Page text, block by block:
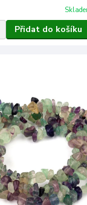
Přidat do košíku